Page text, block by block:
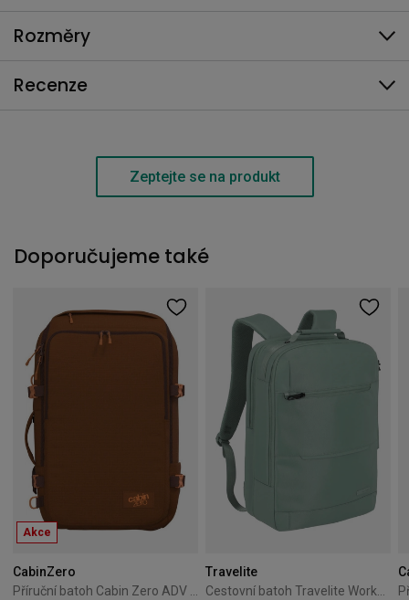
Rozměry
Recenze
Zeptejte se na produkt
Doporučujeme také
Akce
CabinZero
Travelite